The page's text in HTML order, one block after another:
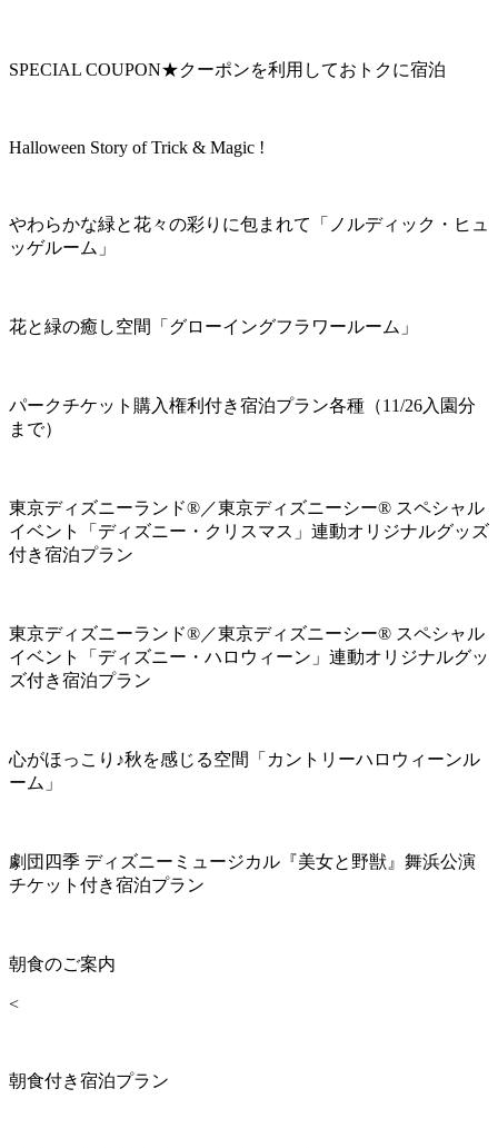
SPECIAL COUPON★クーポンを利用しておトクに宿泊
Halloween Story of Trick & Magic !
やわらかな緑と花々の彩りに包まれて「ノルディック・ヒュ
ッゲルーム」
花と緑の癒し空間「グローイングフラワールーム」
パークチケット購入権利付き宿泊プラン各種（11/26入園分
まで）
東京ディズニーランド®／東京ディズニーシー® スペシャル
イベント「ディズニー・クリスマス」連動オリジナルグッズ
付き宿泊プラン
東京ディズニーランド®／東京ディズニーシー® スペシャル
イベント「ディズニー・ハロウィーン」連動オリジナルグッ
ズ付き宿泊プラン
心がほっこり♪秋を感じる空間「カントリーハロウィーンル
ーム」
劇団四季 ディズニーミュージカル『美女と野獣』舞浜公演
チケット付き宿泊プラン
朝食のご案内
<
朝食付き宿泊プラン